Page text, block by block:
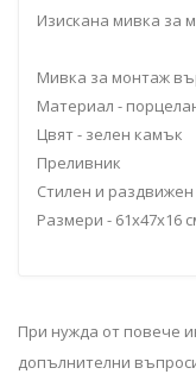
Изискана мивка за
Мивка за монтаж
Материал -
Цвят - зелен камък
Преливник
Стилен и
Размери - 61x47x16
При нужда от повече
допълнителни